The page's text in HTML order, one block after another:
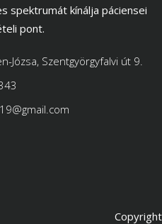
spektrumát kínálja páciensei
pont.
Józsa, Szentgyörgyfalvi út 9.